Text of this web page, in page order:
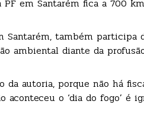
em Santarém fica a 700
Santarém, também participa
ambiental diante da
da autoria, porque não há
o ‘dia do fogo’ é